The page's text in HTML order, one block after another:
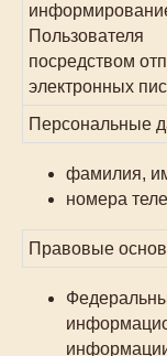
Пользователя
посредством
электронных
Персональные
фамилия,
номера
Правовые